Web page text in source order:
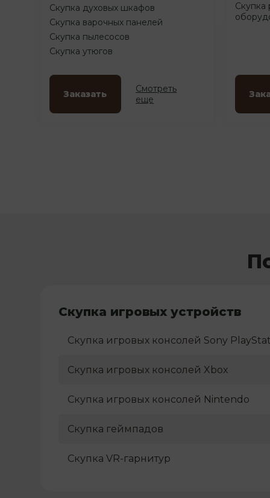
Скупка духовых шкафов
Скупка варочных панелей
Скупка пылесосов
Скупка утюгов
Заказать
Смотреть
еще
Скупка
Скупка игровых устройств
Скупка игровых консолей Sony
Скупка игровых консолей Xbox
Скупка игровых консолей Nintendo
Скупка геймпадов
Скупка VR-гарнитур